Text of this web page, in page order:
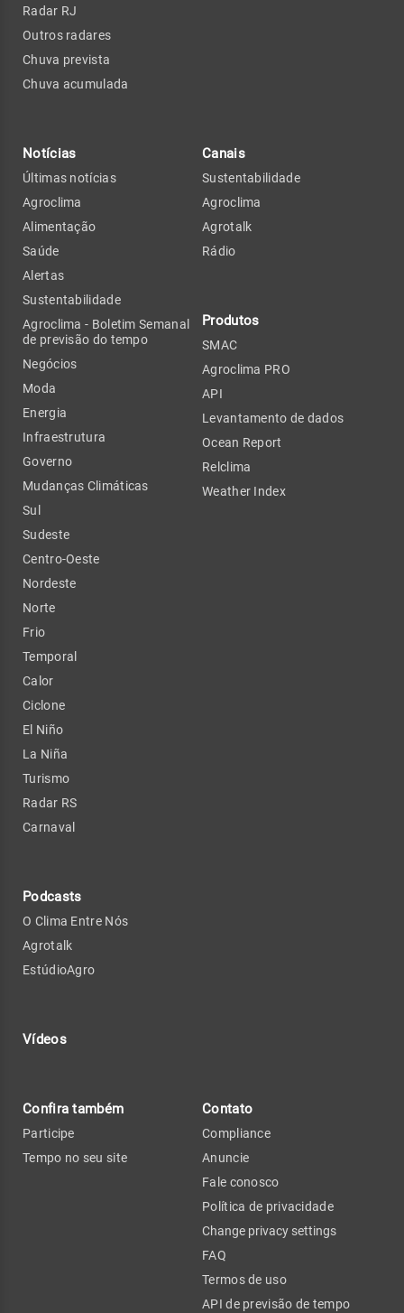
Radar RJ
Outros radares
Chuva prevista
Chuva acumulada
Notícias
Últimas notícias
Agroclima
Alimentação
Saúde
Alertas
Sustentabilidade
Agroclima - Boletim Semanal
de previsão do tempo
Negócios
Moda
Energia
Infraestrutura
Governo
Mudanças Climáticas
Sul
Sudeste
Centro-Oeste
Nordeste
Norte
Frio
Temporal
Calor
Ciclone
El Niño
La Niña
Turismo
Radar RS
Carnaval
Podcasts
O Clima Entre Nós
Agrotalk
EstúdioAgro
Vídeos
Canais
Sustentabilidade
Agroclima
Agrotalk
Rádio
Produtos
SMAC
Agroclima PRO
API
Levantamento de dados
Ocean Report
Relclima
Weather Index
Confira também
Participe
Tempo no seu site
Contato
Compliance
Anuncie
Fale conosco
Política de privacidade
Change privacy settings
FAQ
Termos de uso
API de previsão de tempo